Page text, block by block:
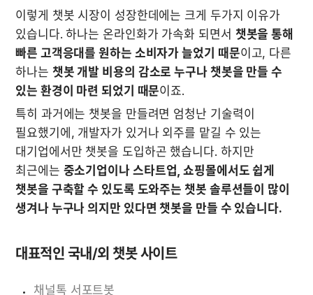
이렇게 챗봇 시장이 성장한데에는 크게 두가지 이유가
있습니다. 하나는 온라인화가 가속화 되면서 챗봇을 통해
빠른 고객응대를 원하는 소비자가 늘었기 때문이고, 다른
하나는 챗봇 개발 비용의 감소로 누구나 챗봇을 만들 수
있는 환경이 마련 되었기 때문이죠.
특히 과거에는 챗봇을 만들려면 엄청난 기술력이
필요했기에, 개발자가 있거나 외주를 맡길 수 있는
대기업에서만 챗봇을 도입하곤 했습니다. 하지만
최근에는 중소기업이나 스타트업, 쇼핑몰에서도 쉽게
챗봇을 구축할 수 있도록 도와주는 챗봇 솔루션들이 많이
생겨나 누구나 의지만 있다면 챗봇을 만들 수 있습니다.
대표적인 국내/외 챗봇 사이트
채널톡 서포트봇